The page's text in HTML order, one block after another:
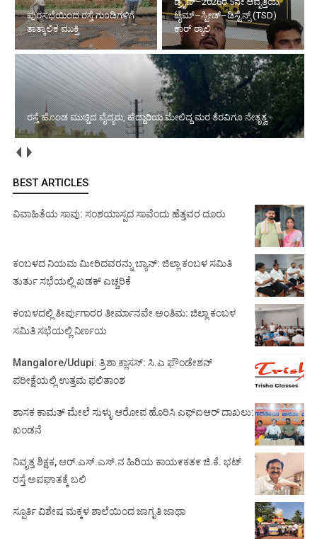
ಪುರಸಭೆಯಿಂದ ರಸ್ತೆ ಗುಂಡಿಗಳಿಗೆ
ತಾತ್ಕಾಲಿಕ ಮುಕ್ತಿ
ಟೈಮ್–ಸ್ಪೀಡ್–ಡಿಸ್ಟೆನ್ಸ್ (TSD)
ಕಾರ್ ರ‍್ಯಾಲಿ
ರಸ್ತೆ ಹೊಂಡ ಮುಚ್ಚಿದ ವೈದ್ಯರು, ಹೆದ್ದಾರಿಯ ಮೇಲಿದ್ದ ಮರ ತೆರವಿಗೂ ನೇತೃತ್ವ
BEST ARTICLES
ವಿವಾಹಿತೆಯ ಸಾವು: ಸಂಶಯಾಸ್ಪದ ಸಾವೆಂದು ಹೆತ್ತವರ ದೂರು
ಕಂಬಳದ ನಿಯಮ ಮೀರಿದವರನ್ನು ಬ್ಯಾನ್: ಜಿಲ್ಲಾ ಕಂಬಳ ಸಮಿತಿ
ತುರ್ತು ಸಭೆಯಲ್ಲಿ ಖಡಕ್ ಎಚ್ಚರಿಕೆ
ಕಂಬಳದಲ್ಲಿ ತೀರ್ಪುಗಾರರ ತೀರ್ಮಾನವೇ ಅಂತಿಮ: ಜಿಲ್ಲಾ ಕಂಬಳ
ಸಮಿತಿ ಸಭೆಯಲ್ಲಿ ನಿರ್ಣಯ
Mangalore/Udupi: ತ್ರಿಶಾ ಕ್ಲಾಸಸ್: ಸಿ.ಎ ಫೌಂಡೇಶನ್
ಪರೀಕ್ಷೆಯಲ್ಲಿ ಉತ್ತಮ ಫಲಿತಾಂಶ
ಶಾಸಕ ಕಾಮತ್ ಮೇಲೆ ಸುಳ್ಳು ಆರೋಪ ಹೊರಿಸಿ ಎಫ್‌ಐಆರ್ ದಾಖಲು:
ಖಂಡನೆ
ನಿವೃತ್ತ ಶಿಕ್ಷಕ, ಆರ್.ಎಸ್.ಎಸ್.ನ ಹಿರಿಯ ಕಾಯ೯ಕತ೯ ಜಿ.ಕೆ. ಭಟ್
ರಸ್ತೆ ಅಪಘಾತಕ್ಕೆ ಬಲಿ
ಸ್ಪೂರ್ತಿ ವಿಶೇಷ ಮಕ್ಕಳ ಶಾಲೆಯಿಂದ ಜಾಗೃತಿ ಜಾಥಾ